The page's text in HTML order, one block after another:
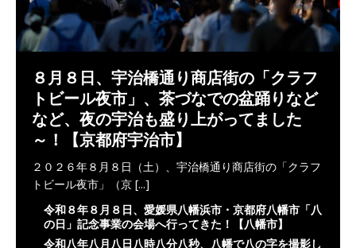
８月８日、宇治橋通り商店街の「クラフ
トビール夜市」、茶づなでの盆踊りなど
など、夜の宇治も盛り上がってました
～！【京都府宇治市】
２０２６年８月８日（土）、宇治橋通り商店街の「クラフ
トビール夜市」（京 [...]
令和８年８月８日、愛媛県八幡浜市・京都府八幡市「八
の日」記念事業の会場へ行ってきた！【八幡市】
令和八年八月八日八時八分八秒、八幡で八の字を撮影し